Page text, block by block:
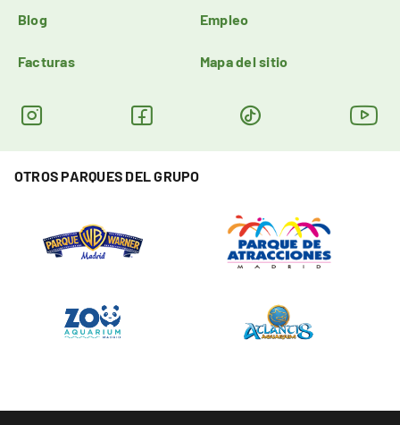
Blog Empleo
Facturas Mapa del sitio
OTROS PARQUES DEL GRUPO